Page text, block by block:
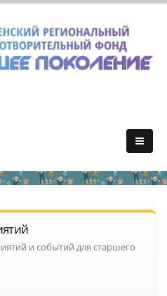
и событий для старшего